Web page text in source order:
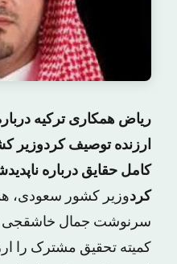
ریاض همکاری ترکیه
ارزنده توصیف
کامل حقایق درباره
کردوزیر کشور سعودی،
سرنوشت جمال خاشقجی
کمیته تحقیق مشترک را